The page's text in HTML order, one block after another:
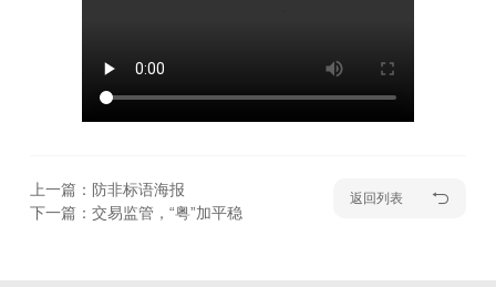
上一篇：防非标语海报
下一篇：交易监管，“粤”加平稳
返回列表